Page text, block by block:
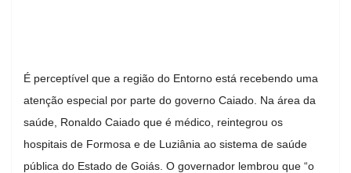
É perceptível que a região do Entorno está recebendo uma
atenção especial por parte do governo Caiado. Na área da
saúde, Ronaldo Caiado que é médico, reintegrou os
hospitais de Formosa e de Luziânia ao sistema de saúde
pública do Estado de Goiás. O governador lembrou que “o